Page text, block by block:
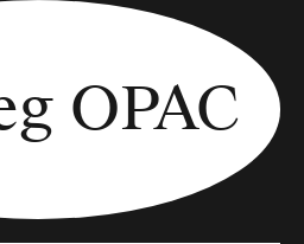
OPAC